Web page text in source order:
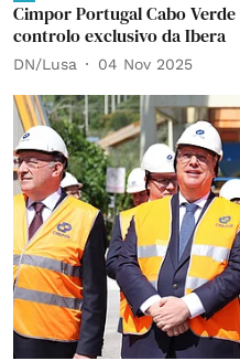
Cimpor Portugal Cabo
controlo exclusivo da Ibera
DN/Lusa 04 Nov 2025